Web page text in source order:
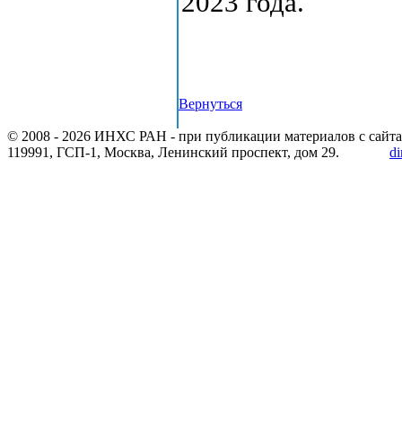
Вернуться
© 2008 - 2026 ИНХС РАН - при публикации материалов с сайта
119991, ГСП-1, Москва, Ленинский проспект, дом 29.